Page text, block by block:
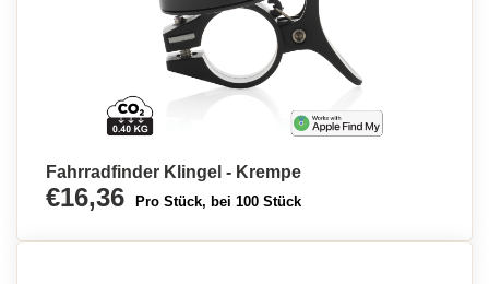
Fahrradfinder Klingel - Krempe
€16,36 Pro Stück, bei 100 Stück